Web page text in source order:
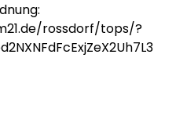
rossdorf/tops/?